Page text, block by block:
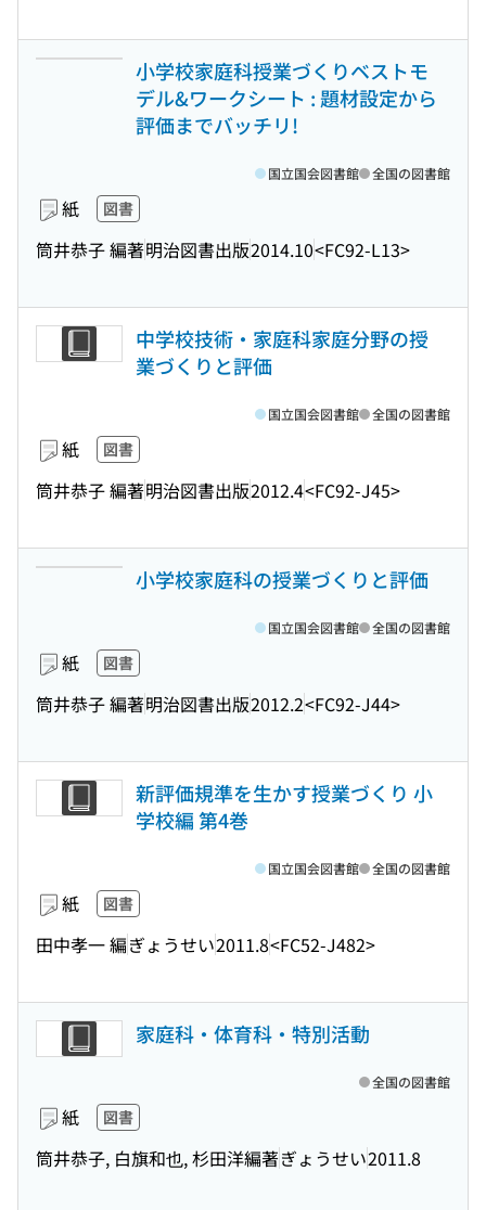
小学校家庭科授業づくりベストモ
デル&ワークシート : 題材設定から
評価までバッチリ!
紙 図書
筒井恭子 編著明治図書出版2014.10<FC92-L13>
国立国会図書館 全国の図書館
中学校技術・家庭科家庭分野の授
業づくりと評価
紙 図書
筒井恭子 編著明治図書出版2012.4<FC92-J45>
国立国会図書館 全国の図書館
小学校家庭科の授業づくりと評価
紙 図書
筒井恭子 編著明治図書出版2012.2<FC92-J44>
国立国会図書館 全国の図書館
新評価規準を生かす授業づくり 小
学校編 第4巻
紙 図書
田中孝一 編ぎょうせい2011.8<FC52-J482>
国立国会図書館 全国の図書館
家庭科・体育科・特別活動
紙 図書
筒井恭子, 白旗和也, 杉田洋編著ぎょうせい2011.8
全国の図書館